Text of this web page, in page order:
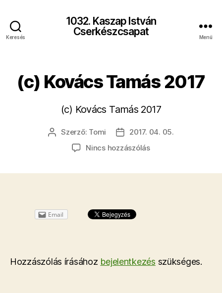
Keresés
1032. Kaszap István
Cserkészcsapat
Menü
(c) Kovács Tamás 2017
(c) Kovács Tamás 2017
Bejegyzés
szerzője
Szerző: Tomi
Bejegyzés
dátuma
2017. 04. 05.
Nincs hozzászólása(z)
Email
Hozzászólás írásához bejelentkezés szükséges.